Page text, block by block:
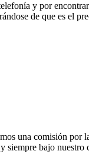
y por
de que es el
una comisión
siempre bajo nuestro